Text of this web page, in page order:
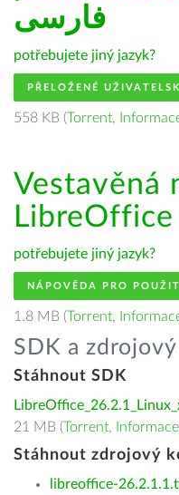
فارسى
potřebujete jiný jazyk?
PŘELOŽENÉ
558 KB (Torrent,
Vestavěná
LibreOffice
potřebujete jiný jazyk?
NÁPOVĚDA PRO
1.8 MB (Torrent,
SDK a zdrojový
Stáhnout SDK
21 MB (Torrent, Informace
Stáhnout zdrojový
libreoffice-